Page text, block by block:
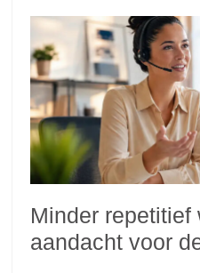
Minder repetitief
aandacht voor